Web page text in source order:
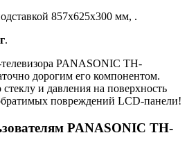
857x625x300 мм, .
.
PANASONIC TH-
дорогим его компонентом.
и давления на поверхность
повреждений LCD-панели!
PANASONIC TH-